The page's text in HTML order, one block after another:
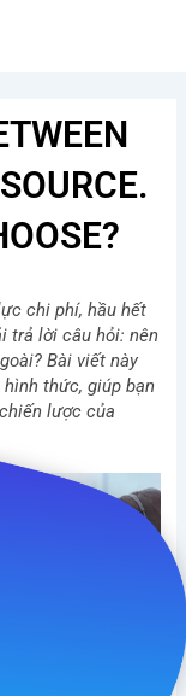
chi phí, hầu hết
trả lời câu hỏi: nên
Bài viết này
thức, giúp bạn
lược của